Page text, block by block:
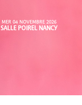
MER 04 NOVEMBRE 2026
SALLE POIREL NANCY